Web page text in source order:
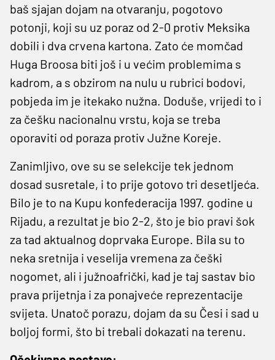
baš sjajan dojam na otvaranju, pogotovo
potonji, koji su uz poraz od 2-0 protiv Meksika
dobili i dva crvena kartona. Zato će momčad
Huga Broosa biti još i u većim problemima s
kadrom, a s obzirom na nulu u rubrici bodovi,
pobjeda im je itekako nužna. Doduše, vrijedi to i
za češku nacionalnu vrstu, koja se treba
oporaviti od poraza protiv Južne Koreje.
Zanimljivo, ove su se selekcije tek jednom
dosad susretale, i to prije gotovo tri desetljeća.
Bilo je to na Kupu konfederacija 1997. godine u
Rijadu, a rezultat je bio 2-2, što je bio pravi šok
za tad aktualnog doprvaka Europe. Bila su to
neka sretnija i veselija vremena za češki
nogomet, ali i južnoafrički, kad je taj sastav bio
prava prijetnja i za ponajveće reprezentacije
svijeta. Unatoč porazu, dojam da su Česi i sad u
boljoj formi, što bi trebali dokazati na terenu.